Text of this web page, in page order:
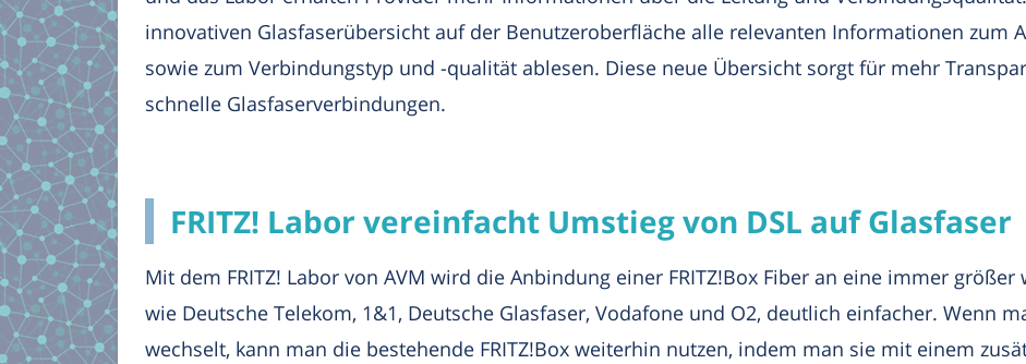
innovativen Glasfaserübersicht auf der Benutzeroberfläche alle relevanten Informationen zum
sowie zum Verbindungstyp und -qualität ablesen. Diese neue Übersicht sorgt für mehr
schnelle Glasfaserverbindungen.
FRITZ! Labor vereinfacht Umstieg von DSL auf Glasfaser
Mit dem FRITZ! Labor von AVM wird die Anbindung einer FRITZ!Box Fiber an eine immer
wie Deutsche Telekom, 1&1, Deutsche Glasfaser, Vodafone und O2, deutlich einfacher. Wenn
wechselt, kann man die bestehende FRITZ!Box weiterhin nutzen, indem man sie mit einem